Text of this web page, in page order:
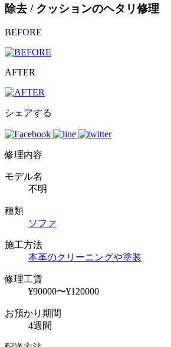
除去 / クッションのヘタリ修理
BEFORE
AFTER
シェアする
修理内容
モデル名
不明
種類
ソファ
施工方法
本革のクリーニングや塗装
修理工賃
¥90000〜¥120000
お預かり期間
4週間